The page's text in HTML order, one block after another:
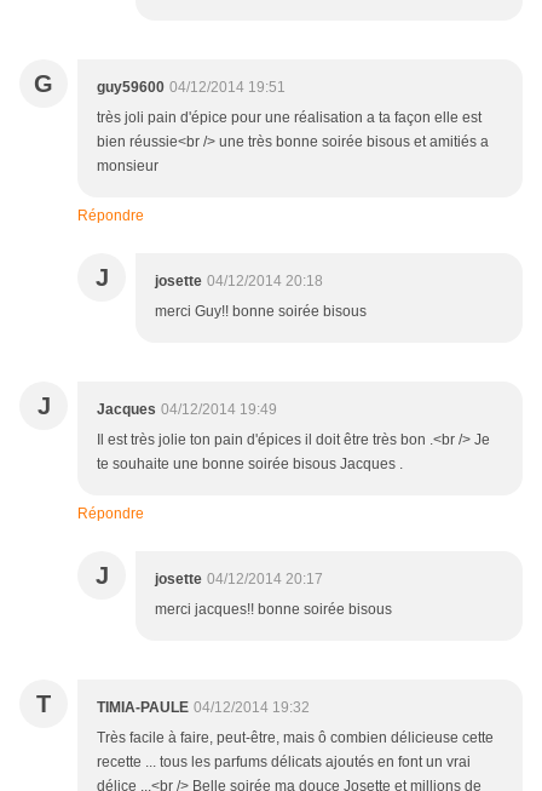
G guy59600 04/12/2014 19:51
très joli pain d'épice pour une réalisation a ta façon elle est
bien réussie<br /> une très bonne soirée bisous et amitiés a
monsieur
Répondre
J josette 04/12/2014 20:18
merci Guy!! bonne soirée bisous
J Jacques 04/12/2014 19:49
Il est très jolie ton pain d'épices il doit être très bon .<br /> Je
te souhaite une bonne soirée bisous Jacques .
Répondre
J josette 04/12/2014 20:17
merci jacques!! bonne soirée bisous
T TIMIA-PAULE 04/12/2014 19:32
Très facile à faire, peut-être, mais ô combien délicieuse cette
recette ... tous les parfums délicats ajoutés en font un vrai
délice ...<br /> Belle soirée ma douce Josette et millions de